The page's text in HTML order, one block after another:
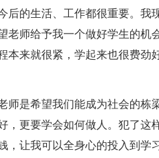
后的生活、工作都很重要。我
老师给予我一个做好学生的机
本来就很紧，学起来也很费劲
师是希望我们能成为社会的栋
，更要学会如何做人。犯了这
，让我可以全身心的投入到学